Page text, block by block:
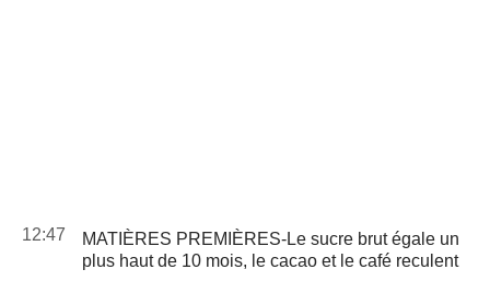
12:47
MATIÈRES PREMIÈRES-Le sucre brut égale un
plus haut de 10 mois, le cacao et le café reculent